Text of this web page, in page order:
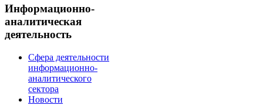
Информационно-
аналитическая
деятельность
Сфера деятельности
информационно-
аналитического
сектора
Новости